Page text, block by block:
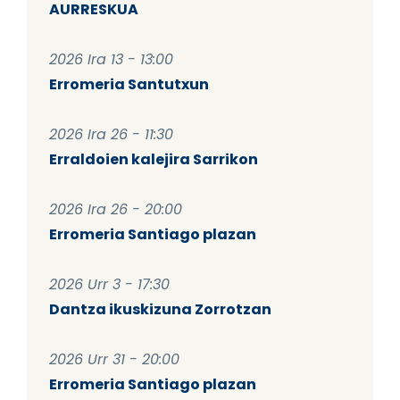
AURRESKUA
2026 Ira 13 - 13:00
Erromeria Santutxun
2026 Ira 26 - 11:30
Erraldoien kalejira Sarrikon
2026 Ira 26 - 20:00
Erromeria Santiago plazan
2026 Urr 3 - 17:30
Dantza ikuskizuna Zorrotzan
2026 Urr 31 - 20:00
Erromeria Santiago plazan